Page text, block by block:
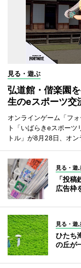
見る・遊ぶ
弘道館・偕楽園
生のeスポーツ交
オンラインゲーム「フ
ト「いばらきeスポー
トル」が8月28日、オン
見る・遊
「投
広告枠
見る・遊
ひたち
の丘が